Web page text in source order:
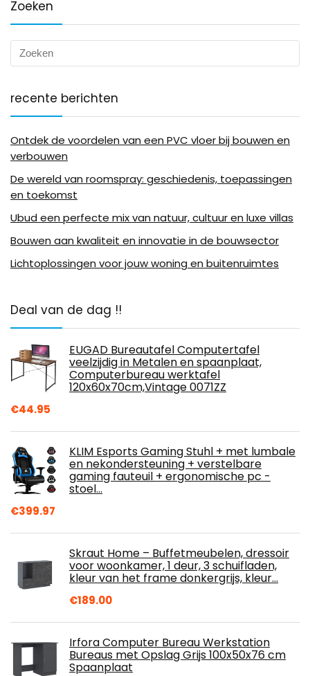
Zoeken
recente berichten
Ontdek de voordelen van een PVC vloer bij bouwen en
verbouwen
De wereld van roomspray: geschiedenis, toepassingen
en toekomst
Ubud een perfecte mix van natuur, cultuur en luxe villas
Bouwen aan kwaliteit en innovatie in de bouwsector
Lichtoplossingen voor jouw woning en buitenruimtes
Deal van de dag !!
EUGAD Bureautafel Computertafel
veelzijdig in Metalen en spaanplaat,
Computerbureau werktafel
120x60x70cm,Vintage 0071ZZ
€44.95
KLIM Esports Gaming Stuhl + met lumbale
en nekondersteuning + verstelbare
gaming fauteuil + ergonomische pc -
stoel…
€399.97
Skraut Home – Buffetmeubelen, dressoir
voor woonkamer, 1 deur, 3 schuifladen,
kleur van het frame donkergrijs, kleur…
€189.00
Irfora Computer Bureau Werkstation
Bureaus met Opslag Grijs 100x50x76 cm
Spaanplaat